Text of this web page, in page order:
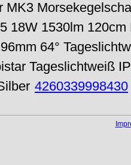
MK3
18W 1530lm
64°
Tageslichtweiß
4260339998430